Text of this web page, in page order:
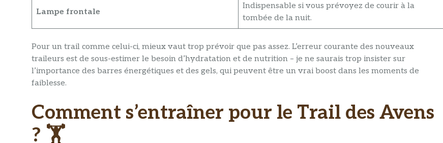
Lampe frontale
Indispensable si vous prévoyez de courir à la
tombée de la nuit.
Pour un trail comme celui-ci, mieux vaut trop prévoir que pas assez. L’erreur courante des nouveaux
traileurs est de sous-estimer le besoin d’hydratation et de nutrition – je ne saurais trop insister sur
l’importance des barres énergétiques et des gels, qui peuvent être un vrai boost dans les moments de
faiblesse.
Comment s’entraîner pour le Trail des Avens
? 🏋️